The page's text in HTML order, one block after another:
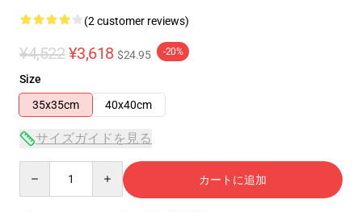
(2 customer reviews)
¥4,522 ¥3,618 $24.95 -20%
Size
35x35cm
40x40cm
サイズガイドを見る
カートに追加